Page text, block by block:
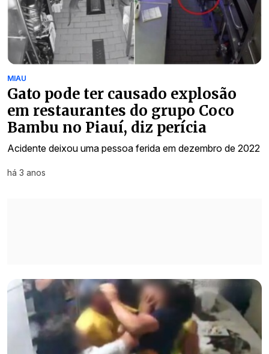
MIAU
Gato pode ter causado explosão
em restaurantes do grupo Coco
Bambu no Piauí, diz perícia
Acidente deixou uma pessoa ferida em dezembro de 2022
há 3 anos